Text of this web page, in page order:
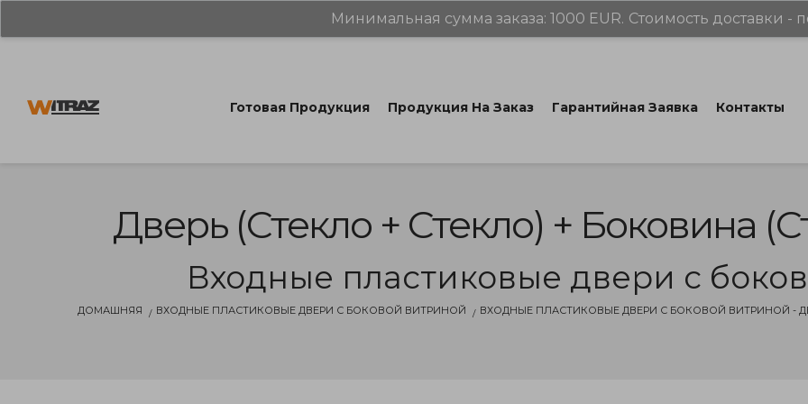
Минимальная сумма заказа: 1000 EUR. Стоимость доставки -
Готовая Продукция Продукция На Заказ Гарантийная Заявка Контакты
Дверь (стекло + Стекло) + Боковина
Входные пластиковые двери с
ДОМАШНЯЯ ВХОДНЫЕ ПЛАСТИКОВЫЕ ДВЕРИ С БОКОВОЙ ВИТРИНОЙ ВХОДНЫЕ ПЛАСТИКОВЫЕ ДВЕРИ С БОКОВОЙ ВИТРИНОЙ -